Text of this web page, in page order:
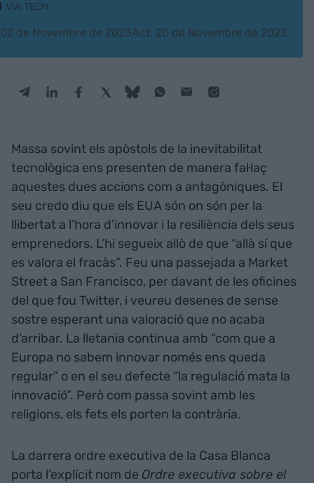
VIA TECH
02 de Novembre de 2023Act. 20 de Novembre de 2023
Massa sovint els apòstols de la inevitabilitat
tecnològica ens presenten de manera fal·laç
aquestes dues accions com a antagòniques. El
seu credo diu que els EUA són on són per la
llibertat a l’hora d’innovar i la resiliència dels seus
emprenedors. L’hi segueix allò de que “allà sí que
es valora el fracàs”. Feu una passejada a Market
Street a San Francisco, per davant de les oficines
del que fou Twitter, i veureu desenes de sense
sostre esperant una valoració que no acaba
d’arribar. La lletania continua amb “com que a
Europa no sabem innovar només ens queda
regular” o en el seu defecte “la regulació mata la
innovació”. Però com passa sovint amb les
religions, els fets els porten la contrària.
La darrera ordre executiva de la Casa Blanca
porta l’explícit nom de Ordre executiva sobre el